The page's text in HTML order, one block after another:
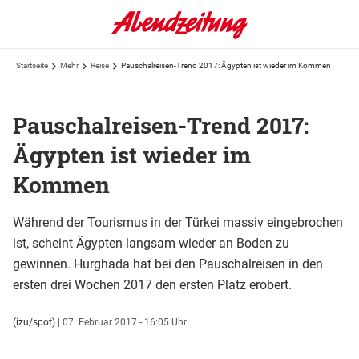
Startseite Mehr Reise Pauschalreisen-Trend 2017: Ägypten ist wieder im Kommen
Pauschalreisen-Trend 2017:
Ägypten ist wieder im
Kommen
Während der Tourismus in der Türkei massiv eingebrochen
ist, scheint Ägypten langsam wieder an Boden zu
gewinnen. Hurghada hat bei den Pauschalreisen in den
ersten drei Wochen 2017 den ersten Platz erobert.
(izu/spot) | 07. Februar 2017 - 16:05 Uhr